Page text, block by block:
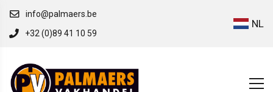
info@palmaers.be
+32 (0)89 41 10 59
NL